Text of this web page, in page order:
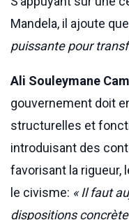
Mandela, il ajoute que
puissante pour
Ali Souleymane
gouvernement doit
structurelles et
introduisant des
favorisant la rigueur,
le civisme: « Il faut
dispositions